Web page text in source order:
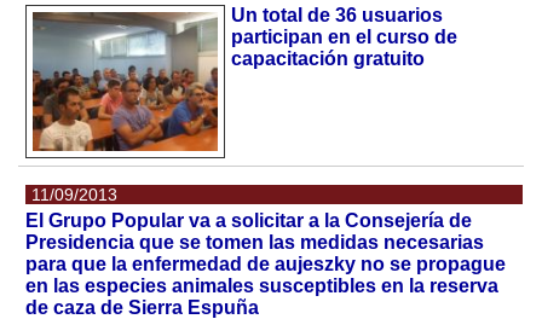
Un total de 36 usuarios
participan en el curso de
capacitación gratuito
11/09/2013
El Grupo Popular va a solicitar a la Consejería de
Presidencia que se tomen las medidas necesarias
para que la enfermedad de aujeszky no se propague
en las especies animales susceptibles en la reserva
de caza de Sierra Espuña